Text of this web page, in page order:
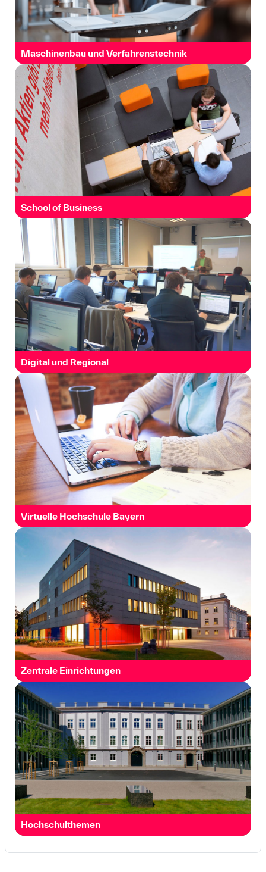
Maschinen­bau und Verfahrens­technik
School of Business
Digital und Regional
Virtuelle Hochschule Bayern
Zentrale Einrichtungen
Hochschul­themen